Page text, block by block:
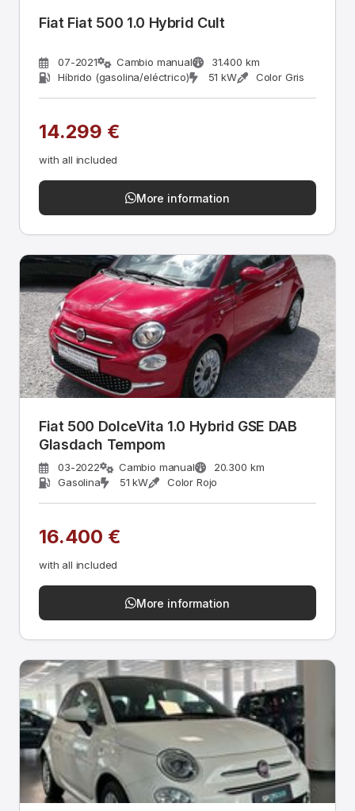
Fiat Fiat 500 1.0 Hybrid Cult
07-2021 Cambio manual
31.400 km
Híbrido (gasolina/eléctrico)
51 kW Color Gris
14.299 €
with all included
More information
Fiat 500 DolceVita 1.0 Hybrid GSE DAB
Glasdach Tempom
03-2022 Cambio manual
20.300 km
Gasolina
51 kW Color Rojo
16.400 €
with all included
More information